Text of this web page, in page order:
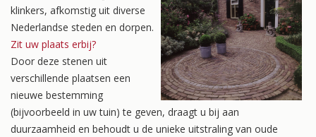
klinkers, afkomstig uit diverse
Nederlandse steden en dorpen.
Zit uw plaats erbij?
Door deze stenen uit
verschillende plaatsen een
nieuwe bestemming
(bijvoorbeeld in uw tuin) te geven, draagt u bij aan
duurzaamheid en behoudt u de unieke uitstraling van oude